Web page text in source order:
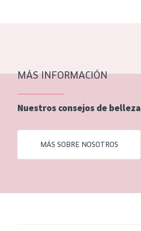
Piel normal y seca
Piel mixata o grasa
Piel madura
Piel expuesta al sol
Piel menopáusica
Todas las edades
MÁS INFORMACIÓN
Nuestros consejos de belleza
MÁS SOBRE NOSOTROS